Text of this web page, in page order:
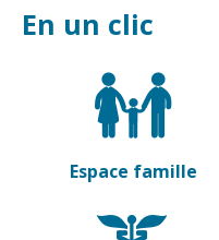
En un clic
Espace famille